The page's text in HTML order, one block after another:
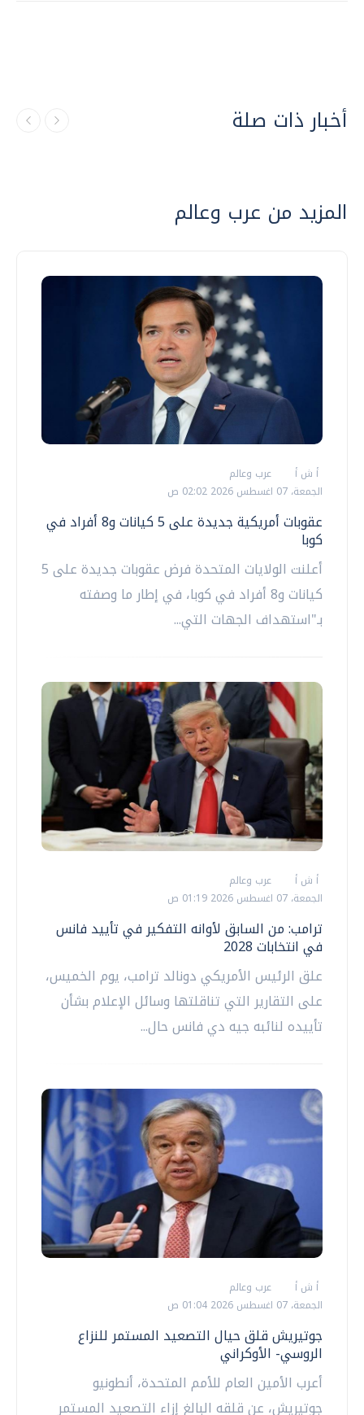
أخبار ذات صلة
المزيد من عرب وعالم
أ ش أ
عرب وعالم
الجمعة، 07 اغسطس 2026 02:02 ص
عقوبات أمريكية جديدة على 5 كيانات و8 أفراد في
كوبا
أعلنت الولايات المتحدة فرض عقوبات جديدة على 5
كيانات و8 أفراد في كوبا، في إطار ما وصفته
بـ"استهداف الجهات التي...
أ ش أ
عرب وعالم
الجمعة، 07 اغسطس 2026 01:19 ص
ترامب: من السابق لأوانه التفكير في تأييد فانس
في انتخابات 2028
علق الرئيس الأمريكي دونالد ترامب، يوم الخميس،
على التقارير التي تناقلتها وسائل الإعلام بشأن
تأييده لنائبه جيه دي فانس حال...
أ ش أ
عرب وعالم
الجمعة، 07 اغسطس 2026 01:04 ص
جوتيريش قلق حيال التصعيد المستمر للنزاع
الروسي- الأوكراني
أعرب الأمين العام للأمم المتحدة، أنطونيو
جوتيريش، عن قلقه البالغ إزاء التصعيد المستمر